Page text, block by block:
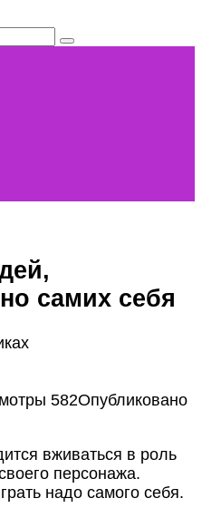
самих себя
582Опубликовано
вживаться в роль
персонажа.
надо самого себя.